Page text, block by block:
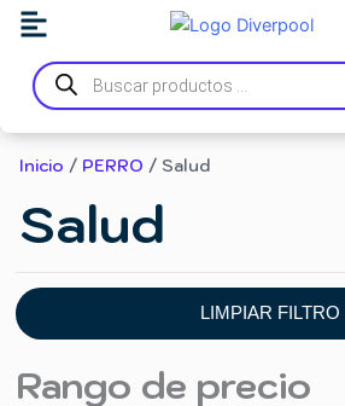
contenido
Búsqueda
de
productos
Inicio / PERRO / Salud
Salud
LIMPIAR FILTRO
Rango de precio